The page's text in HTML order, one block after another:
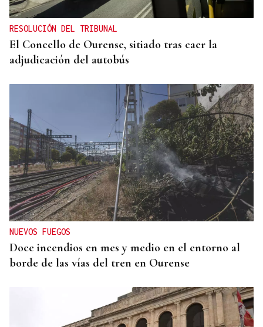
RESOLUCIÓN DEL TRIBUNAL
El Concello de Ourense, sitiado tras caer la
adjudicación del autobús
NUEVOS FUEGOS
Doce incendios en mes y medio en el entorno al
borde de las vías del tren en Ourense